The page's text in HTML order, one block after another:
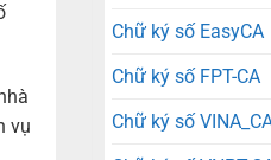
vụ
Chữ ký số EasyCA
Chữ ký số FPT-CA
Chữ ký số